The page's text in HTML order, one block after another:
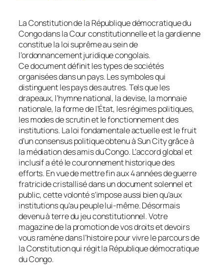
La Constitution de la République démocratique du
Congo dans la Cour constitutionnelle et la gardienne
constitue la loi suprême au sein de
l’ordonnancement juridique congolais.
Ce document définit les types de sociétés
organisées dans un pays. Les symboles qui
distinguent les pays des autres. Tels que les
drapeaux, l’hymne national, la devise, la monnaie
nationale, la forme de l’État, les régimes politiques,
les modes de scrutin et le fonctionnement des
institutions. La loi fondamentale actuelle est le fruit
d’un consensus politique obtenu à Sun City grâce à
la médiation des amis du Congo. L’accord global et
inclusif a été le couronnement historique des
efforts. En vue de mettre fin aux 4 années de guerre
fratricide cristallisé dans un document solennel et
public, cette volonté s’impose aussi bien qu’aux
institutions qu’au peuple lui-même. Désormais
devenu à terre du jeu constitutionnel. Votre
magazine de la promotion de vos droits et devoirs
vous ramène dans l’histoire pour vivre le parcours de
la Constitution qui régit la République démocratique
du Congo.